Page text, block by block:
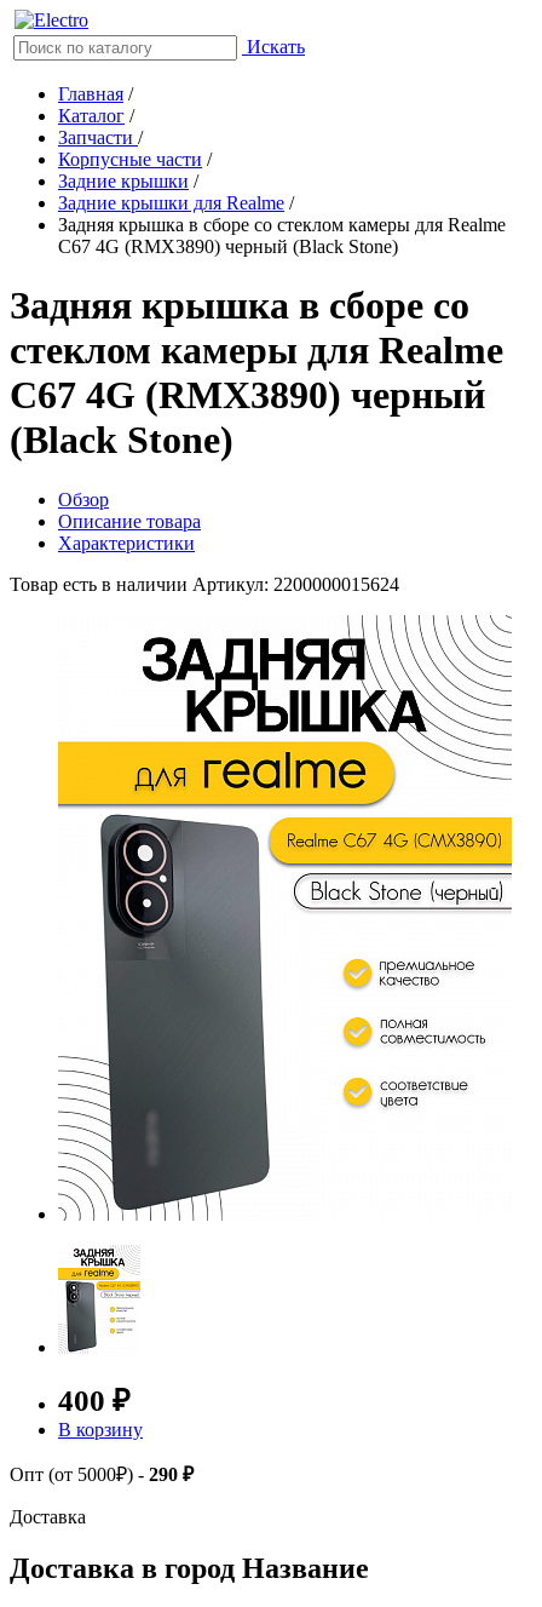
Искать
Главная /
Каталог /
Запчасти /
Корпусные части /
Задние крышки /
Задние крышки для Realme /
Задняя крышка в сборе со стеклом камеры для Realme
C67 4G (RMX3890) черный (Black Stone)
Задняя крышка в сборе со
стеклом камеры для Realme
C67 4G (RMX3890) черный
(Black Stone)
Обзор
Описание товара
Характеристики
Товар есть в наличии Артикул: 2200000015624
400 ₽
В корзину
Опт (от 5000₽) - 290 ₽
Доставка
Доставка в город Название